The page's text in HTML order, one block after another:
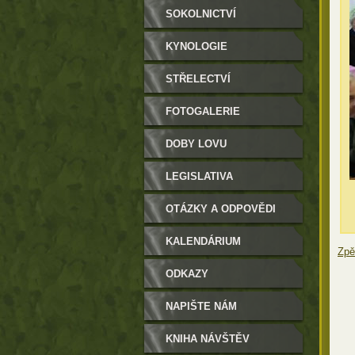
SOKOLNICTVÍ
KYNOLOGIE
STŘELECTVÍ
FOTOGALERIE
DOBY LOVU
LEGISLATIVA
OTÁZKY A ODPOVĚDI
KALENDÁRIUM
ODKAZY
NAPIŠTE NÁM
KNIHA NÁVŠTĚV